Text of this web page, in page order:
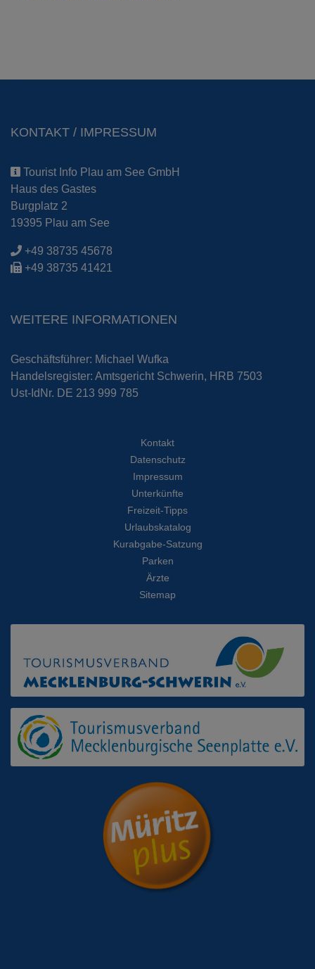
KONTAKT / IMPRESSUM
Tourist Info Plau am See GmbH
Haus des Gastes
Burgplatz 2
19395 Plau am See
+49 38735 45678
+49 38735 41421
WEITERE INFORMATIONEN
Geschäftsführer: Michael Wufka
Handelsregister: Amtsgericht Schwerin, HRB 7503
Ust-IdNr. DE 213 999 785
Kontakt
Datenschutz
Impressum
Unterkünfte
Freizeit-Tipps
Urlaubskatalog
Kurabgabe-Satzung
Parken
Ärzte
Sitemap